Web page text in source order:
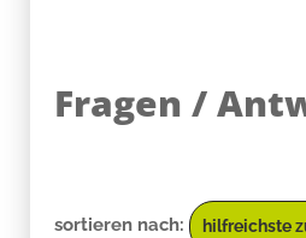
Fragen /
sortieren nach: hilfreichste